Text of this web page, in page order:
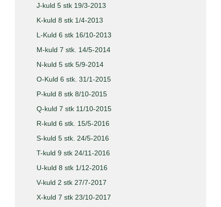
J-kuld 5 stk 19/3-2013
K-kuld 8 stk 1/4-2013
L-Kuld 6 stk 16/10-2013
M-kuld 7 stk. 14/5-2014
N-kuld 5 stk 5/9-2014
O-Kuld 6 stk. 31/1-2015
P-kuld 8 stk 8/10-2015
Q-kuld 7 stk 11/10-2015
R-kuld 6 stk. 15/5-2016
S-kuld 5 stk. 24/5-2016
T-kuld 9 stk 24/11-2016
U-kuld 8 stk 1/12-2016
V-kuld 2 stk 27/7-2017
X-kuld 7 stk 23/10-2017